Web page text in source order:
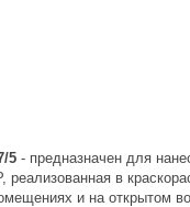
5 - предназначен для
реализованная в
и на открытом